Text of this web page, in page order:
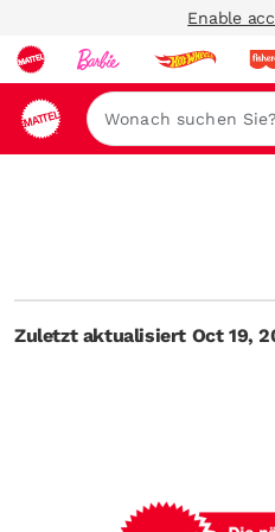
Enable
Zuletzt aktualisiert Oct 19,